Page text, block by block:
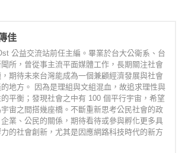
佳
公益交流站前任主編。畢業於台大公衛系、台
所，曾從事主流平面媒體工作，長期關注社會
期待未來台灣能成為一個兼顧經濟發展與社會
的地方。 因為是理組與文組混血，故追求理性與
的平衡；發現社會之中有 100 個平行宇宙，希望
宙之間搭幾座橋。不斷重新思考公民社會的政
企業、公民的關係，期待看待或參與孵化更多具
力的社會創新，尤其是因應網路科技時代的新方